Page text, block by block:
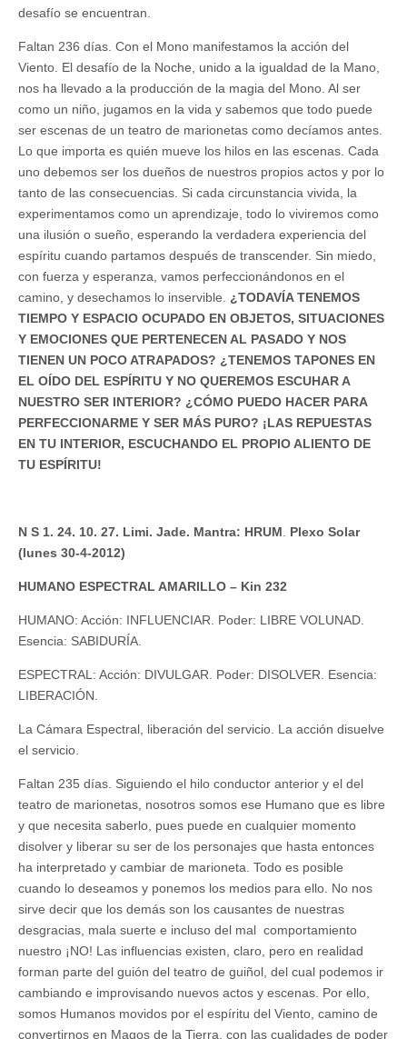
desafío se encuentran.
Faltan 236 días. Con el Mono manifestamos la acción del
Viento. El desafío de la Noche, unido a la igualdad de la Mano,
nos ha llevado a la producción de la magia del Mono. Al ser
como un niño, jugamos en la vida y sabemos que todo puede
ser escenas de un teatro de marionetas como decíamos antes.
Lo que importa es quién mueve los hilos en las escenas. Cada
uno debemos ser los dueños de nuestros propios actos y por lo
tanto de las consecuencias. Si cada circunstancia vivida, la
experimentamos como un aprendizaje, todo lo viviremos como
una ilusión o sueño, esperando la verdadera experiencia del
espíritu cuando partamos después de transcender. Sin miedo,
con fuerza y esperanza, vamos perfeccionándonos en el
camino, y desechamos lo inservible. ¿TODAVÍA TENEMOS
TIEMPO Y ESPACIO OCUPADO EN OBJETOS, SITUACIONES
Y EMOCIONES QUE PERTENECEN AL PASADO Y NOS
TIENEN UN POCO ATRAPADOS? ¿TENEMOS TAPONES EN
EL OÍDO DEL ESPÍRITU Y NO QUEREMOS ESCUHAR A
NUESTRO SER INTERIOR? ¿CÓMO PUEDO HACER PARA
PERFECCIONARME Y SER MÁS PURO? ¡LAS REPUESTAS
EN TU INTERIOR, ESCUCHANDO EL PROPIO ALIENTO DE
TU ESPÍRITU!
N S 1. 24. 10. 27. Limi. Jade. Mantra: HRUM
Plexo Solar
(lunes 30-4-2012)
HUMANO ESPECTRAL AMARILLO – Kin 232
HUMANO: Acción: INFLUENCIAR. Poder: LIBRE VOLUNAD.
Esencia: SABIDURÍA.
ESPECTRAL: Acción: DIVULGAR. Poder: DISOLVER. Esencia:
LIBERACIÓN.
La Cámara Espectral, liberación del servicio. La acción disuelve
el servicio.
Faltan 235 días. Siguiendo el hilo conductor anterior y el del
teatro de marionetas, nosotros somos ese Humano que es libre
y que necesita saberlo, pues puede en cualquier momento
disolver y liberar su ser de los personajes que hasta entonces
ha interpretado y cambiar de marioneta. Todo es posible
cuando lo deseamos y ponemos los medios para ello. No nos
sirve decir que los demás son los causantes de nuestras
desgracias, mala suerte e incluso del mal comportamiento
nuestro ¡NO! Las influencias existen, claro, pero en realidad
forman parte del guión del teatro de guiñol, del cual podemos ir
cambiando e improvisando nuevos actos y escenas. Por ello,
somos Humanos movidos por el espíritu del Viento, camino de
convertirnos en Magos de la Tierra, con las cualidades de poder